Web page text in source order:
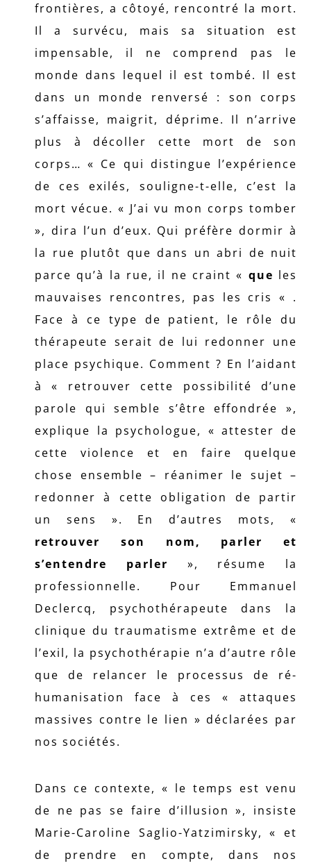
frontières, a côtoyé, rencontré la mort.
Il a survécu, mais sa situation est
impensable, il ne comprend pas le
monde dans lequel il est tombé. Il est
dans un monde renversé : son corps
s’affaisse, maigrit, déprime. Il n’arrive
plus à décoller cette mort de son
corps… « Ce qui distingue l’expérience
de ces exilés, souligne-t-elle, c’est la
mort vécue. « J’ai vu mon corps tomber
», dira l’un d’eux. Qui préfère dormir à
la rue plutôt que dans un abri de nuit
parce qu’à la rue, il ne craint « que les
mauvaises rencontres, pas les cris « .
Face à ce type de patient, le rôle du
thérapeute serait de lui redonner une
place psychique. Comment ? En l’aidant
à « retrouver cette possibilité d’une
parole qui semble s’être effondrée »,
explique la psychologue, « attester de
cette violence et en faire quelque
chose ensemble – réanimer le sujet –
redonner à cette obligation de partir
un sens ». En d’autres mots, «
retrouver son nom, parler et
s’entendre parler », résume la
professionnelle. Pour Emmanuel
Declercq, psychothérapeute dans la
clinique du traumatisme extrême et de
l’exil, la psychothérapie n’a d’autre rôle
que de relancer le processus de ré-
humanisation face à ces « attaques
massives contre le lien » déclarées par
nos sociétés.
Dans ce contexte, « le temps est venu
de ne pas se faire d’illusion », insiste
Marie-Caroline Saglio-Yatzimirsky, « et
de prendre en compte, dans nos